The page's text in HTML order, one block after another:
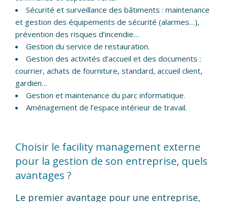
Sécurité et surveillance des bâtiments : maintenance
et gestion des équipements de sécurité (alarmes…),
prévention des risques d’incendie…
Gestion du service de restauration.
Gestion des activités d’accueil et des documents :
courrier, achats de fourniture, standard, accueil client,
gardien…
Gestion et maintenance du parc informatique.
Aménagement de l’espace intérieur de travail.
Choisir le facility management externe
pour la gestion de son entreprise, quels
avantages ?
Le premier avantage pour une entreprise,